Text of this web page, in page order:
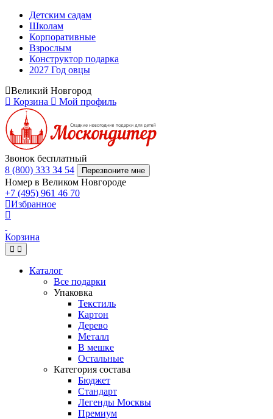
Детским садам
Школам
Корпоративные
Взрослым
Конструктор подарка
2027 Год овцы
Великий Новгород
Корзина
Мой профиль
Звонок бесплатный
8 (800) 333 34 54
Перезвоните мне
Номер в Великом Новгороде
+7 (495) 961 46 70
Избранное
Корзина
Каталог
Все подарки
Упаковка
Текстиль
Картон
Дерево
Металл
В мешке
Остальные
Категория состава
Бюджет
Стандарт
Легенды Москвы
Премиум